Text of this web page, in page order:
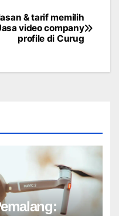
& tarif memilih
video company
profile di Curug